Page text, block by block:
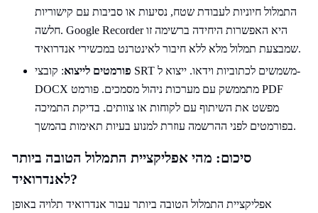
התמלול חיוניות לעבודת שטח, נסיעות או סביבות עם קישוריות
חלשה. Google Recorder היא האפשרות היחידה ברשימה זו
שמבצעת תמלול מלא ללא חיבור לאינטרנט במכשירי אנדרואיד.
פורמטים לייצוא: קובצי SRT משמשים לכתוביות וידאו. ייצוא ל-
DOCX מתממשק עם מערכות ניהול מסמכים. פורמט PDF
מפשט את השיתוף עם לקוחות או צוותים. בדיקת התמיכה
בפורמטים לפני ההרשמה עוזרת למנוע בעיות תאימות בהמשך.
סיכום: מהי אפליקציית התמלול הטובה ביותר
לאנדרואיד?
אפליקציית התמלול הטובה ביותר עבור אנדרואיד תלויה באופן